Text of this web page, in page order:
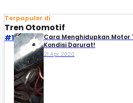
Terpopuler di
Tren Otomotif
#1
Cara Menghidupkan Motor
Kondisi Darurat!
21 Apr 2020